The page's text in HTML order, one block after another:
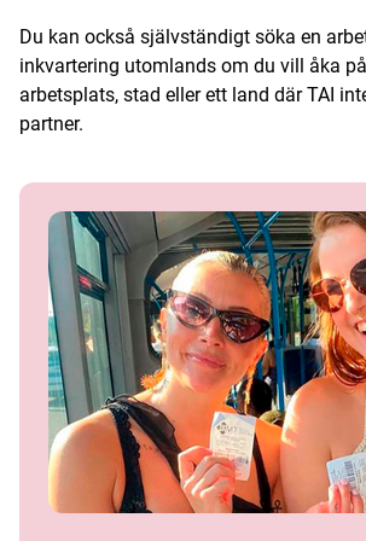
Du kan också självständigt söka en
inkvartering utomlands om du vill åka
arbetsplats, stad eller ett land där TAI
partner.